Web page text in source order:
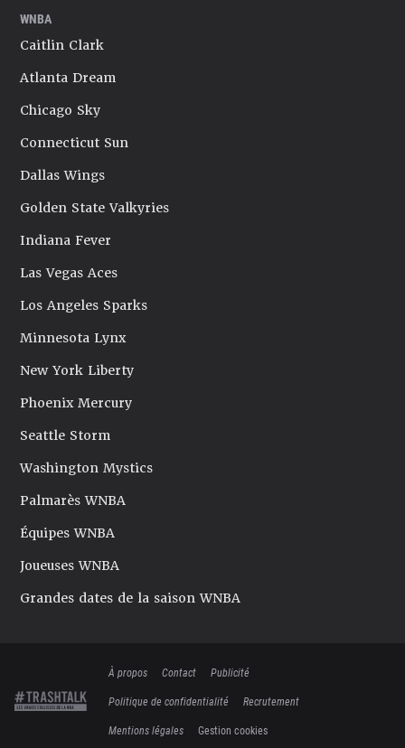
WNBA
Caitlin Clark
Atlanta Dream
Chicago Sky
Connecticut Sun
Dallas Wings
Golden State Valkyries
Indiana Fever
Las Vegas Aces
Los Angeles Sparks
Minnesota Lynx
New York Liberty
Phoenix Mercury
Seattle Storm
Washington Mystics
Palmarès WNBA
Équipes WNBA
Joueuses WNBA
Grandes dates de la saison WNBA
À propos Contact
Publicité
Politique de confidentialité
Recrutement
Mentions légales
Gestion cookies